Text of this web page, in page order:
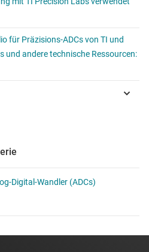
für Präzisions-ADCs von TI und
und andere technische Ressourcen:
Digital-Wandler (ADCs)